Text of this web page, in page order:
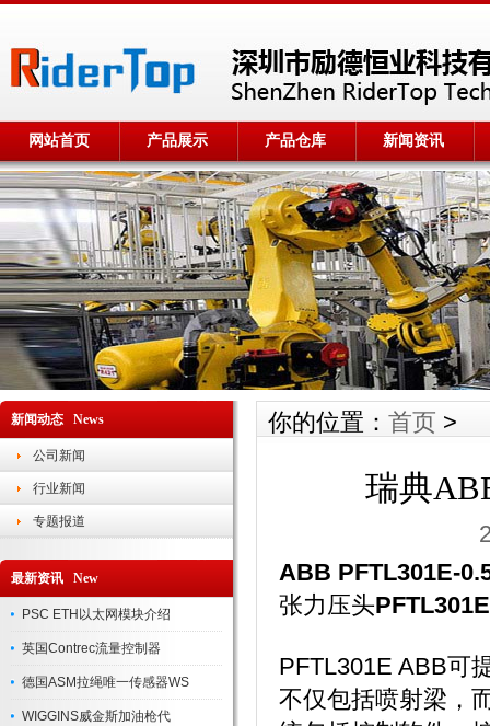
网站首页 产品展示 产品仓库 新闻资讯
新闻动态 News
公司新闻
行业新闻
专题报道
最新资讯 New
PSC ETH以太网模块介绍
英国Contrec流量控制器
德国ASM拉绳唯一传感器WS
WIGGINS威金斯加油枪代
你的位置： 首页 >
瑞典
ABB PFTL301E-
张力压头
PFTL301E ABB可
不仅包括喷射梁，